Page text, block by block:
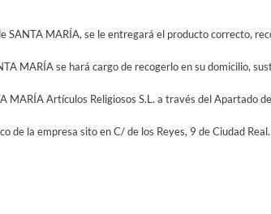
MARÍA, se le entregará el producto correcto,
MARÍA se hará cargo de recogerlo en su domicilio,
MARÍA Artículos Religiosos S.L. a través del Apartado
de la empresa sito en C/ de los Reyes, 9 de Ciudad Real.